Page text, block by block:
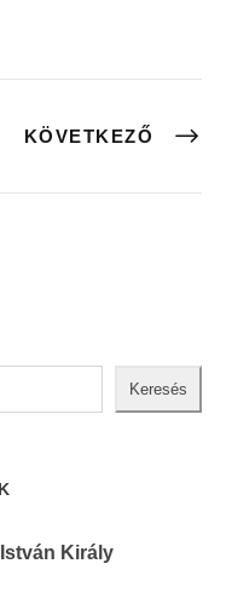
KÖVETKEZŐ
Keresés
Király